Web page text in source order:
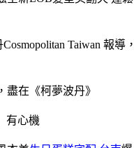
Taiwan 報導
盡在《柯夢波丹》
有心機